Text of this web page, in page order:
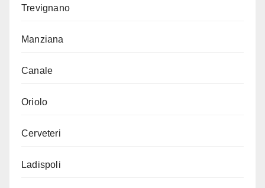
Trevignano
Manziana
Canale
Oriolo
Cerveteri
Ladispoli